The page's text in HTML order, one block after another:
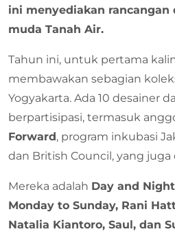
ini menyediakan rancangan
muda Tanah Air.
Tahun ini, untuk pertama
membawakan sebagian
Yogyakarta. Ada 10 desainer
berpartisipasi, termasuk
Forward, program inkubasi
dan British Council, yang
Mereka adalah Day and
Monday to Sunday, Rani
Natalia Kiantoro, Saul, dan